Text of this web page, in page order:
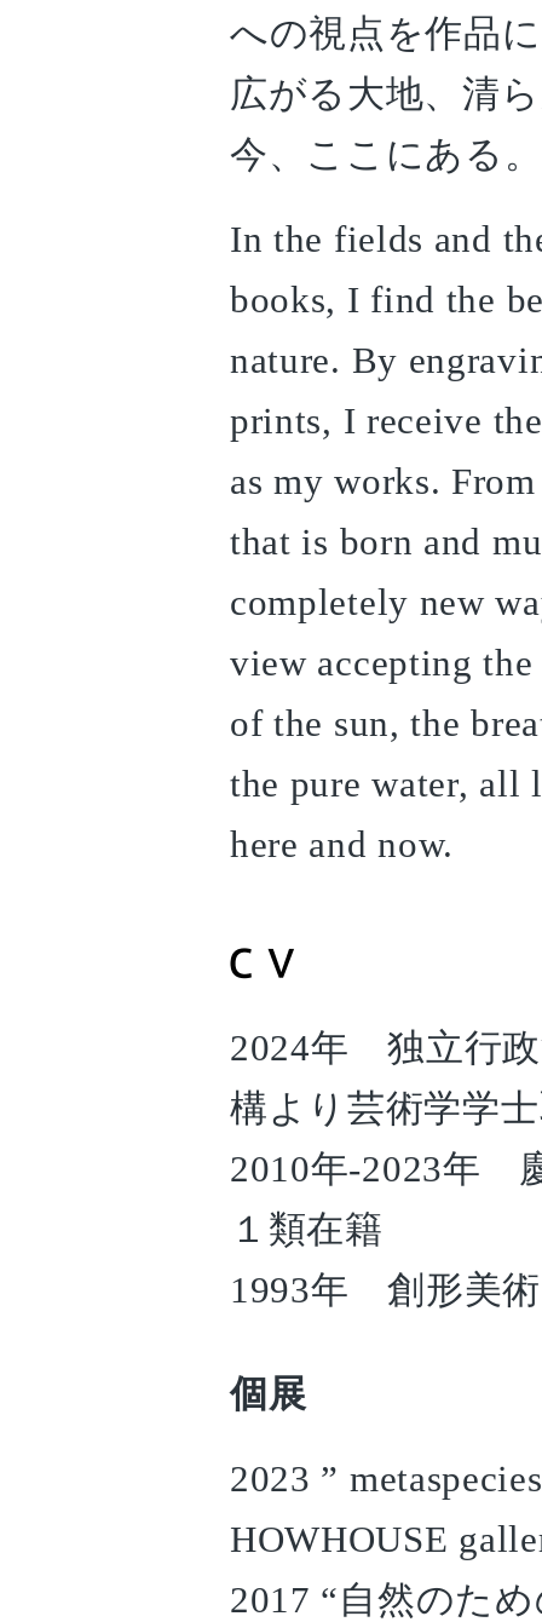
への視点を作品
広がる大地、清
今、ここにある。
In the fields and
books, I find the
nature. By
prints, I receive
as my works.
that is born and
completely new
view accepting
of the sun, the
the pure water, all
here and now.
2024年 独立行政
構より芸術学学
2010年-2023年
１類在籍
1993年 創形美
個展
2023 ”
HOWHOUSE
2017 “自然のた